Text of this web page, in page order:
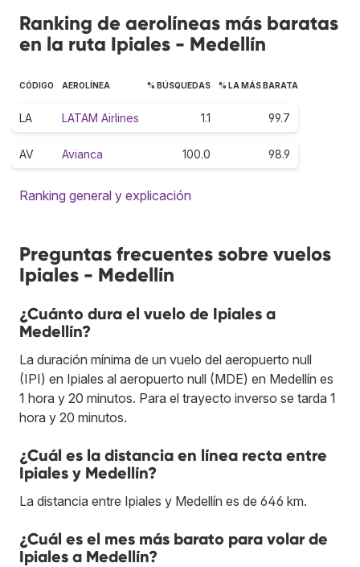
Ranking de aerolíneas más baratas
en la ruta Ipiales - Medellín
CÓDIGO AEROLÍNEA % BÚSQUEDAS % LA MÁS BARATA
LA LATAM Airlines 1.1 99.7
AV Avianca 100.0 98.9
Ranking general y explicación
Preguntas frecuentes sobre vuelos
Ipiales - Medellín
¿Cuánto dura el vuelo de Ipiales a
Medellín?
La duración mínima de un vuelo del aeropuerto null
(IPI) en Ipiales al aeropuerto null (MDE) en Medellín es
1 hora y 20 minutos. Para el trayecto inverso se tarda 1
hora y 20 minutos.
¿Cuál es la distancia en línea recta entre
Ipiales y Medellín?
La distancia entre Ipiales y Medellín es de 646 km.
¿Cuál es el mes más barato para volar de
Ipiales a Medellín?